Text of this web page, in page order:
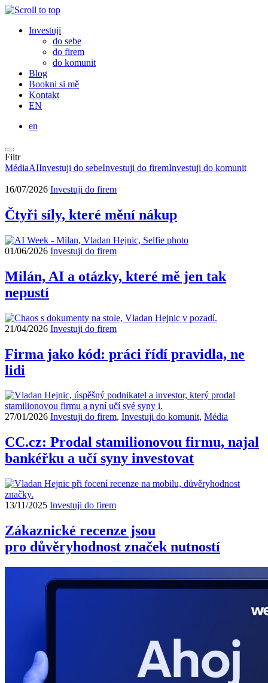
Investuji
do sebe
do firem
do komunit
Blog
Bookni si mě
Kontakt
EN
en
Filtr
MédiaAIInvestuji do sebeInvestuji do firemInvestuji do komunit
16/07/2026 Investuji do firem
Čtyři síly, které mění nákup
01/06/2026 Investuji do firem
Milán, AI a otázky, které mě jen tak
nepustí
21/04/2026 Investuji do firem
Firma jako kód: práci řídí pravidla, ne
lidi
27/01/2026 Investuji do firem, Investuji do komunit, Média
CC.cz: Prodal stamilionovou firmu, najal
bankéřku a učí syny investovat
13/11/2025 Investuji do firem
Zákaznické recenze jsou
pro důvěryhodnost značek nutností